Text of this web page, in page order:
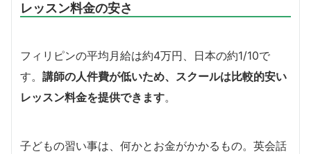
レッスン料金の安さ
フィリピンの平均月給は約4万円、日本の約1/10で
す。 講師の人件費が低いため、スクールは比較的安い
レッスン料金を提供できます。
子どもの習い事は、何かとお金がかかるもの。英会話